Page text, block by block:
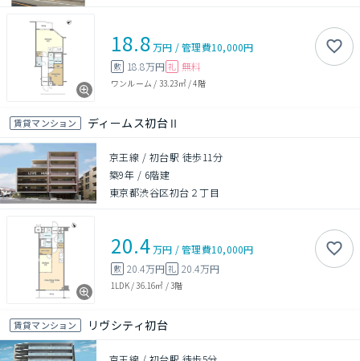
18.8万円 /管理費10,000円
敷 18.8万円 礼 無料
ワンルーム / 33.23㎡/4階
賃貸マンション ディームス初台Ⅱ
京王線 / 初台駅 徒歩11分
築9年 / 6階建
東京都渋谷区初台２丁目
20.4万円 /管理費10,000円
敷 20.4万円 礼 20.4万円
1LDK/36.16㎡ /3階
賃貸マンション リヴシティ初台